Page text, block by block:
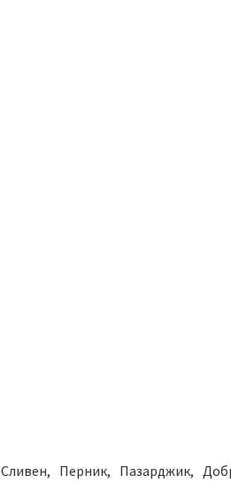
Сливен Перник Пазарджик